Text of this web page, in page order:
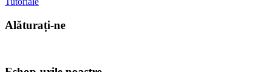
Alăturați-ne